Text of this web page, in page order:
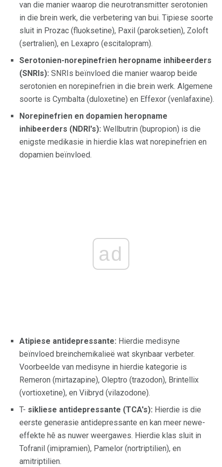
van die manier waarop die neurotransmitter serotonien
in die brein werk, die verbetering van bui. Tipiese soorte
sluit in Prozac (fluoksetine), Paxil (paroksetien), Zoloft
(sertralien), en Lexapro (escitalopram).
Serotonien-norepinefrien heropname inhibeerders
(SNRIs): SNRIs beïnvloed die manier waarop beide
serotonien en norepinefrien in die brein werk. Algemene
soorte is Cymbalta (duloxetine) en Effexor (venlafaxine).
Norepinefrien en dopamien heropname
inhibeerders (NDRI's): Wellbutrin (bupropion) is die
enigste medikasie in hierdie klas wat norepinefrien en
dopamien beïnvloed.
ad
Atipiese antidepressante: Hierdie medisyne
beïnvloed breinchemikalieë wat skynbaar verbeter.
Voorbeelde van medisyne in hierdie kategorie is
Remeron (mirtazapine), Oleptro (trazodon), Brintellix
(vortioxetine), en Viibryd (vilazodone).
T- sikliese antidepressante (TCA's): Hierdie is die
eerste generasie antidepressante en kan meer newe-
effekte hê as nuwer weergawes. Hierdie klas sluit in
Tofranil (imipramien), Pamelor (nortriptilien), en
amitriptilien.